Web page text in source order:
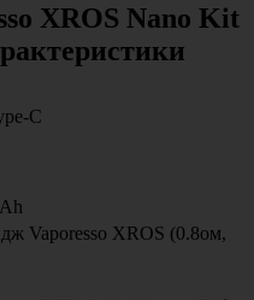
XROS Nano Kit
C
Vaporesso XROS (0.8ом,